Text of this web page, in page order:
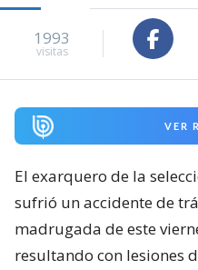
1993
visitas
VER
El exarquero de la
sufrió un accidente de
madrugada de este
resultando con lesiones